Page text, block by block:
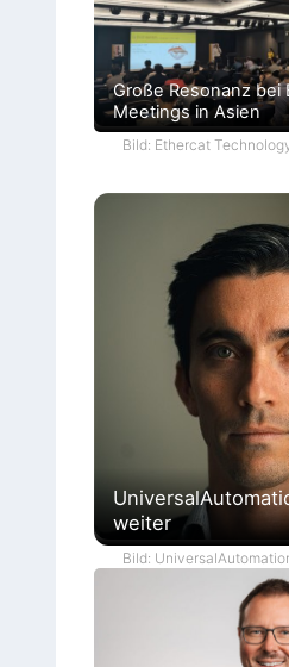
Große Resonanz bei
Meetings in Asien
Bild: Ethercat
weiter
Bild: